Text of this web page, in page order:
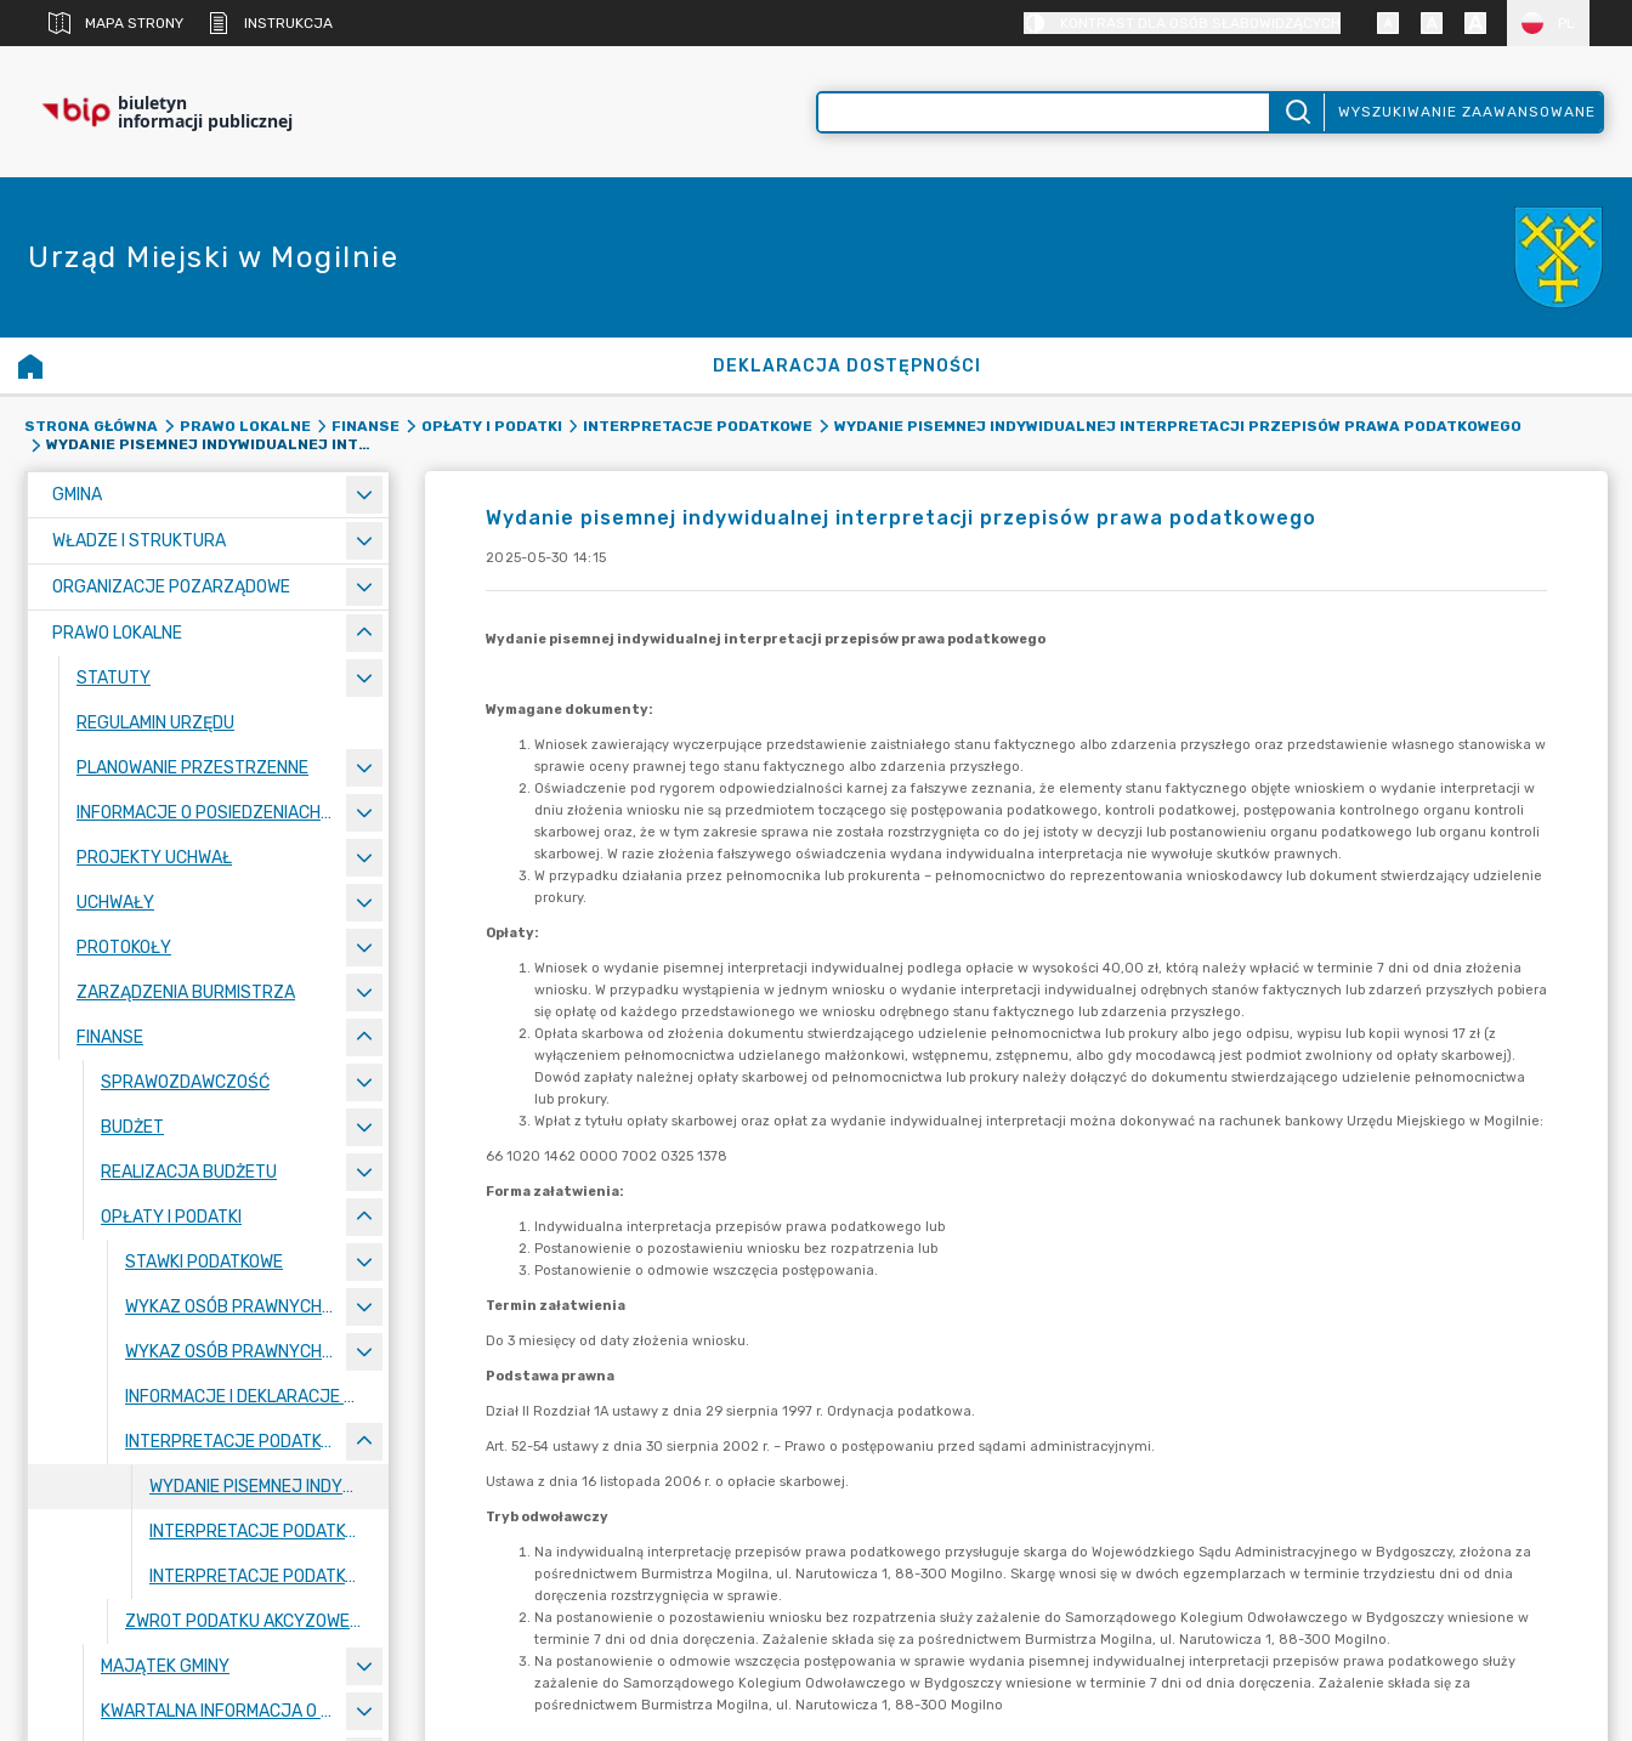
MAPA STRONY INSTRUKCJA
biuletyn
informacji publicznej WYSZUKIWANIE ZAAWANSOWANE
Urząd Miejski w Mogilnie
DEKLARACJA DOSTĘPNOŚCI
STRONA GŁÓWNA PRAWO LOKALNE FINANSE OPŁATY I PODATKI INTERPRETACJE PODATKOWE
WYDANIE PISEMNEJ INDYWIDUALNEJ INTERPRETACJI PRZEPISÓW PRAWA PODATKOWEGO
WYDANIE PISEMNEJ INDYWIDUALNEJ INTERPRETACJI PRZEPISÓW PRAWA PODATKOWEGO
GMINA
WŁADZE I STRUKTURA
ORGANIZACJE POZARZĄDOWE
PRAWO LOKALNE
STATUTY
REGULAMIN URZĘDU
PLANOWANIE PRZESTRZENNE
INFORMACJE O POSIEDZENIACH KOMISJI
PROJEKTY UCHWAŁ
UCHWAŁY
PROTOKOŁY
ZARZĄDZENIA BURMISTRZA
FINANSE
SPRAWOZDAWCZOŚĆ
BUDŻET
REALIZACJA BUDŻETU
OPŁATY I PODATKI
STAWKI PODATKOWE
WYKAZ OSÓB PRAWNYCH I FIZYCZNYCH ORAZ JEDNOSTEK ORGANIZACYJNYCH NIEPOSIADAJĄCYCH OSOBOWOŚCI PRAWNEJ, KTÓRYM UDZIELONO POMOCY PUBLICZNEJ
WYKAZ OSÓB PRAWNYCH I FIZYCZNYCH ORAZ JEDNOSTEK ORGANIZACYJNYCH NIEPOSIADAJĄCYCH OSOBOWOŚCI PRAWNEJ, KTÓRYM W ZAKRESIE PODATKÓW I OPŁAT UDZIELONO ULG, ODROCZEŃ, UMORZEŃ LUB ROZŁOŻONO SPŁATĘ NA RATY W KWOCIE PRZEWYŻSZAJĄCEJ ŁĄCZNIE 500 ZŁ, WRAZ ZE WSKAZANIEM WYSOKOŚCI UMORZONYCH KWOT I PRZYCZYN UMORZENIA
INFORMACJE I DEKLARACJE PODATKOWE
INTERPRETACJE PODATKOWE
WYDANIE PISEMNEJ INDYWIDUALNEJ INTERPRETACJI PRZEPISÓW PRAWA PODATKOWEGO
INTERPRETACJE PODATKOWE 2025 ROK
INTERPRETACJE PODATKOWE 2026 ROK
ZWROT PODATKU AKCYZOWEGO
MAJĄTEK GMINY
KWARTALNA INFORMACJA O WYKONANIU BUDŻETU GMINY MOGILNO
Wydanie pisemnej indywidualnej interpretacji przepisów prawa podatkowego
2025-05-30 14:15